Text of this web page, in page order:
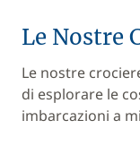
Le Nostre
Le nostre
di esplorare le
imbarcazioni a